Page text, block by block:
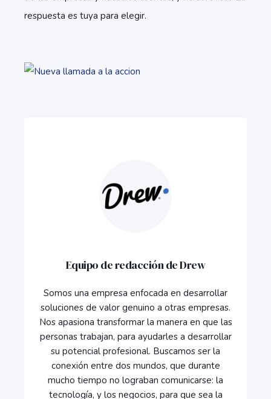
respuesta es tuya para elegir.
Equipo de redacción de Drew
Somos una empresa enfocada en desarrollar
soluciones de valor genuino a otras empresas.
Nos apasiona transformar la manera en que las
personas trabajan, para ayudarles a desarrollar
su potencial profesional. Buscamos ser la
conexión entre dos mundos, que durante
mucho tiempo no lograban comunicarse: la
tecnología, y los negocios, para que sea la